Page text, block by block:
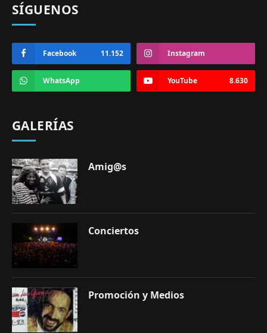
SÍGUENOS
Facebook 11.152 Instagram
WhatsApp YouTube 8.630
GALERÍAS
Amig@s
Conciertos
Promoción y Medios